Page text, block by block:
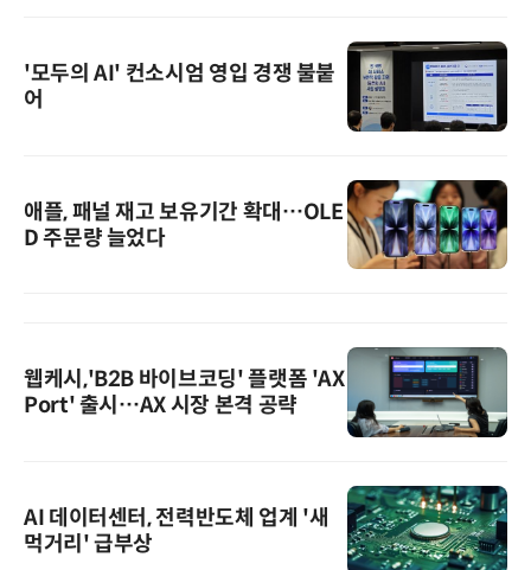
'모두의 AI' 컨소시엄 영입 경쟁 불붙
어
애플, 패널 재고 보유기간 확대…OLE
D 주문량 늘었다
웹케시,'B2B 바이브코딩' 플랫폼 'AX
Port' 출시…AX 시장 본격 공략
AI 데이터센터, 전력반도체 업계 '새
먹거리' 급부상